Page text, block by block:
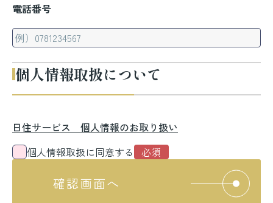
電話番号
個人情報取扱について
日住サービス 個人情報のお取り扱い
個人情報取扱に同意する
確認画面へ